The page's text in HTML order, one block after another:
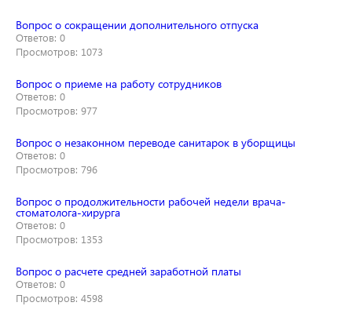
Вопрос о сокращении дополнительного отпуска
Ответов: 0
Просмотров: 1073
Вопрос о приеме на работу сотрудников
Ответов: 0
Просмотров: 977
Вопрос о незаконном переводе санитарок в уборщицы
Ответов: 0
Просмотров: 796
Вопрос о продолжительности рабочей недели врача-
стоматолога-хирурга
Ответов: 0
Просмотров: 1353
Вопрос о расчете средней заработной платы
Ответов: 0
Просмотров: 4598